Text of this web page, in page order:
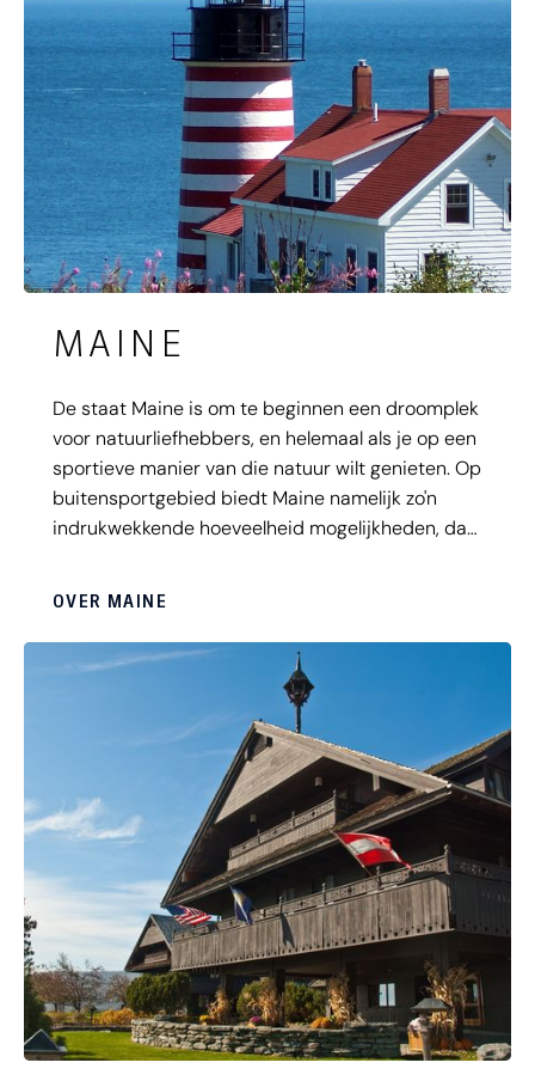
MAINE
De staat Maine is om te beginnen een droomplek
voor natuurliefhebbers, en helemaal als je op een
sportieve manier van die natuur wilt genieten. Op
buitensportgebied biedt Maine namelijk zo'n
indrukwekkende hoeveelheid mogelijkheden, dat
Maine kan het allemaal. En wat zie je om je heen
als je eenmaal sportief bezig bent? Ontelbaar
veel meren, bergen en een ruige kustlijn. Maine
OVER MAINE